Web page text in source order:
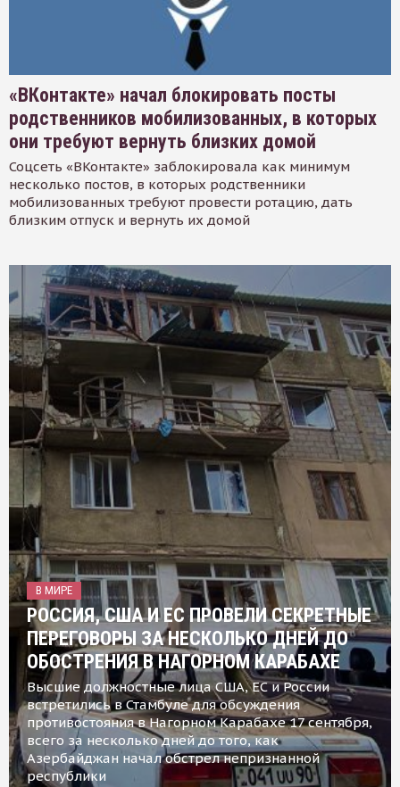
«ВКонтакте» начал блокировать посты
родственников мобилизованных, в которых
они требуют вернуть близких домой
Соцсеть «ВКонтакте» заблокировала как минимум
несколько постов, в которых родственники
мобилизованных требуют провести ротацию, дать
близким отпуск и вернуть их домой
В МИРЕ
РОССИЯ, США И ЕС ПРОВЕЛИ СЕКРЕТНЫЕ
ПЕРЕГОВОРЫ ЗА НЕСКОЛЬКО ДНЕЙ ДО
ОБОСТРЕНИЯ В НАГОРНОМ КАРАБАХЕ
Высшие должностные лица США, ЕС и России
встретились в Стамбуле для обсуждения
противостояния в Нагорном Карабахе 17 сентября,
всего за несколько дней до того, как
Азербайджан начал обстрел непризнанной
республики